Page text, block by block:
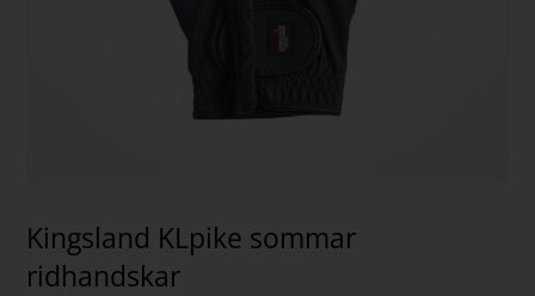
Kingsland KLpike sommar
ridhandskar